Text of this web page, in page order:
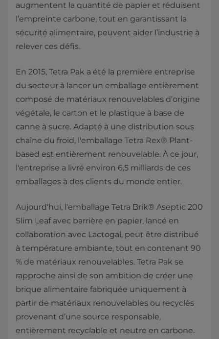
augmentent la quantité de papier et réduisent
l’empreinte carbone, tout en garantissant la
sécurité alimentaire, peuvent aider l’industrie à
relever ces défis.
En 2015, Tetra Pak a été la première entreprise
du secteur à lancer un emballage entièrement
composé de matériaux renouvelables d’origine
végétale, le carton et le plastique à base de
canne à sucre. Adapté à une distribution sous
chaîne du froid, l'emballage Tetra Rex® Plant-
based est entièrement renouvelable. À ce jour,
l'entreprise a livré environ 6,5 milliards de ces
emballages à des clients du monde entier.
Aujourd'hui, l'emballage Tetra Brik® Aseptic 200
Slim Leaf avec barrière en papier, lancé en
collaboration avec Lactogal, peut être distribué
à température ambiante, tout en contenant 90
% de matériaux renouvelables. Tetra Pak se
rapproche ainsi de son ambition de créer une
brique alimentaire fabriquée uniquement à
partir de matériaux renouvelables ou recyclés
provenant d’une source responsable,
entièrement recyclable et neutre en carbone.